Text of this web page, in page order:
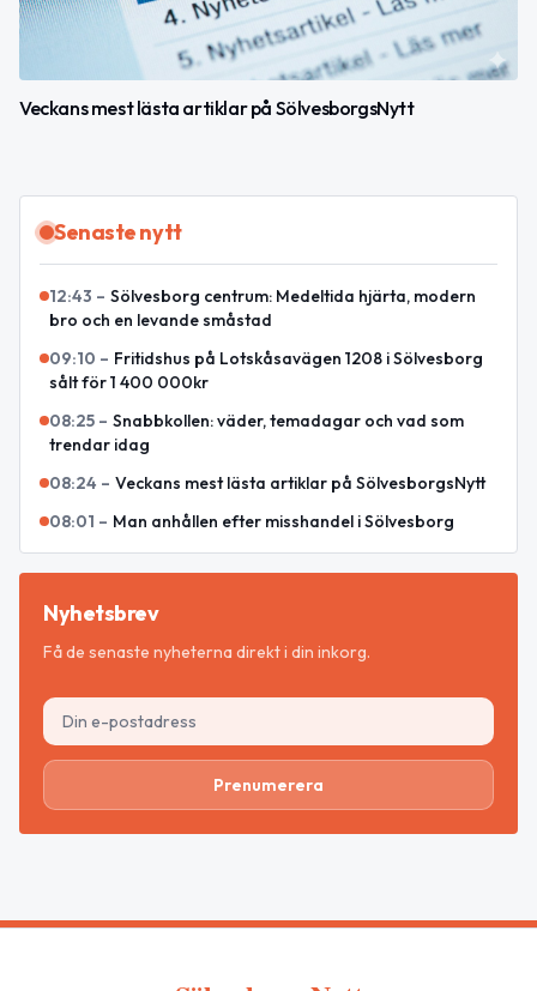
Veckans mest lästa artiklar på SölvesborgsNytt
Senaste nytt
12:43 – Sölvesborg centrum: Medeltida hjärta, modern
bro och en levande småstad
09:10 – Fritidshus på Lotskåsavägen 1208 i Sölvesborg
sålt för 1 400 000kr
08:25 – Snabbkollen: väder, temadagar och vad som
trendar idag
08:24 – Veckans mest lästa artiklar på SölvesborgsNytt
08:01 – Man anhållen efter misshandel i Sölvesborg
Nyhetsbrev
Få de senaste nyheterna direkt i din inkorg.
Prenumerera